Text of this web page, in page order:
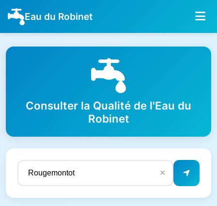
Eau du Robinet
Consulter la Qualité de l'Eau du
Robinet
✕